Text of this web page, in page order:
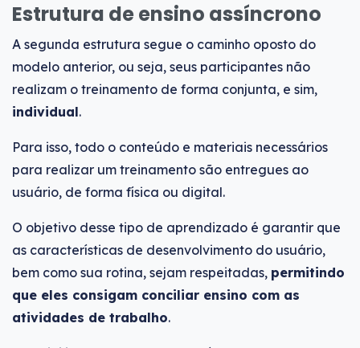
Estrutura de ensino assíncrono
A segunda estrutura segue o caminho oposto do
modelo anterior, ou seja, seus participantes não
realizam o treinamento de forma conjunta, e sim,
individual.
Para isso, todo o conteúdo e materiais necessários
para realizar um treinamento são entregues ao
usuário, de forma física ou digital.
O objetivo desse tipo de aprendizado é garantir que
as características de desenvolvimento do usuário,
bem como sua rotina, sejam respeitadas, permitindo
que eles consigam conciliar ensino com as
atividades de trabalho.